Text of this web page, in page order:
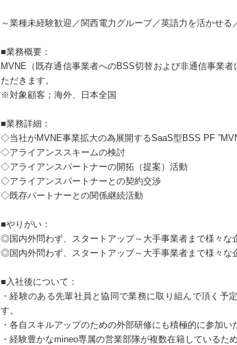
～業種未経験歓迎／関西電力グループ／英語力を活かせ
■業務概要：
MVNE（既存通信事業者へのBSS切替および非通信事業
ただきます。
※対象顧客；海外、日本全国
■業務詳細：
◇当社がMVNE事業拡大の為展開するSaaS型BSS PF
◇アライアンススキームの検討
◇アライアンスパートナーの開拓（提案）活動
◇アライアンスパートナーとの契約交渉
◇既存パートナーとの関係継続活動
■やりがい：
◎国内外問わず、スタートアップ～大手事業者まで様々な
◎国内外問わず、スタートアップ～大手事業者まで様々な
■入社後について：
・経験のある先輩社員と協同で業務に取り組んで頂く
す。
・各自スキルアップのための外部研修にも積極的に参加い
・経験豊かなmineo専属の営業部隊が複数在籍しているた